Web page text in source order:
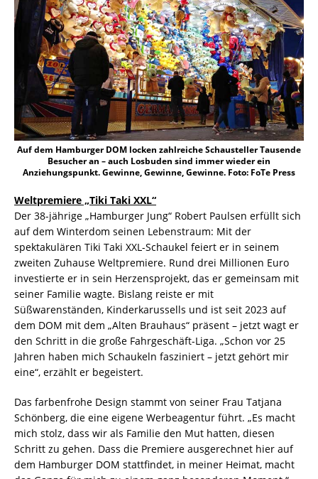
Auf dem Hamburger DOM locken zahlreiche Schausteller Tausende
Besucher an – auch Losbuden sind immer wieder ein
Anziehungspunkt. Gewinne, Gewinne, Gewinne. Foto: FoTe Press
Weltpremiere „Tiki Taki XXL“
Der 38-jährige „Hamburger Jung“ Robert Paulsen erfüllt sich
auf dem Winterdom seinen Lebenstraum: Mit der
spektakulären Tiki Taki XXL-Schaukel feiert er in seinem
zweiten Zuhause Weltpremiere. Rund drei Millionen Euro
investierte er in sein Herzensprojekt, das er gemeinsam mit
seiner Familie wagte. Bislang reiste er mit
Süßwarenständen, Kinderkarussells und ist seit 2023 auf
dem DOM mit dem „Alten Brauhaus“ präsent – jetzt wagt er
den Schritt in die große Fahrgeschäft-Liga. „Schon vor 25
Jahren haben mich Schaukeln fasziniert – jetzt gehört mir
eine“, erzählt er begeistert.
Das farbenfrohe Design stammt von seiner Frau Tatjana
Schönberg, die eine eigene Werbeagentur führt. „Es macht
mich stolz, dass wir als Familie den Mut hatten, diesen
Schritt zu gehen. Dass die Premiere ausgerechnet hier auf
dem Hamburger DOM stattfindet, in meiner Heimat, macht